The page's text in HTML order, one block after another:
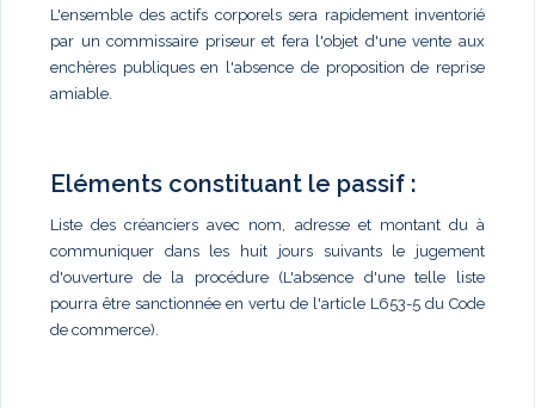
L'ensemble des actifs corporels sera rapidement inventorié
par un commissaire priseur et fera l'objet d'une vente aux
enchères publiques en l'absence de proposition de reprise
amiable.
Eléments constituant le passif :
Liste des créanciers avec nom, adresse et montant du à
communiquer dans les huit jours suivants le jugement
d'ouverture de la procédure (L'absence d'une telle liste
pourra être sanctionnée en vertu de l'article L653-5 du Code
de commerce).